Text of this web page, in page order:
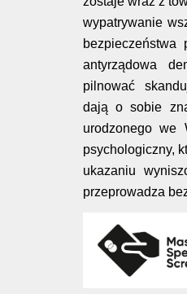
wypatrywanie
antyrządowa
pilnować
dają o sobie
urodzonego we
psychologiczny,
ukazaniu
przeprowadza